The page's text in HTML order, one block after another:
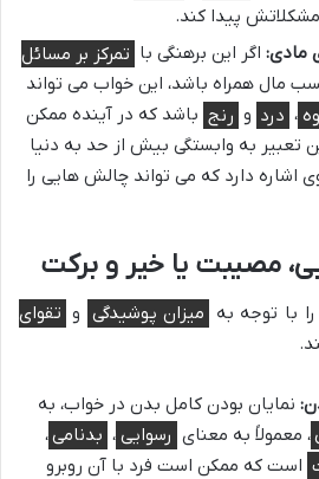
پیدا کند.
مادی: اگر این برهنگی با تمرکز بر مسائل
مال همراه باشد، این خواب می تواند
، درد و رنج باشد که در آینده ممکن
تعبیر به وابستگی بیش از حد به دنیا
اشاره دارد که می تواند چالش هایی را
مصیبت یا خیر و برکت
با توجه به میزان پوشیدگی و تقوای
نمایان بودن کامل بدن در خواب، به
، معمولاً به معنای رسوایی ، بدنامی،
است که ممکن است فرد با آن روبرو